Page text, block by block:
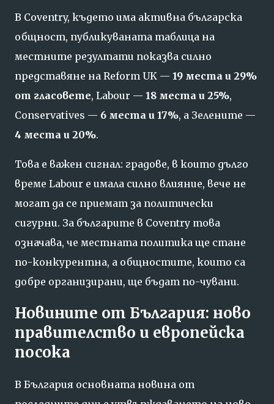
В Coventry, където има активна българска
общност, публикуваната таблица на
местните резултати показва силно
представяне на Reform UK — 19 места и 29%
от гласовете, Labour — 18 места и 25%,
Conservatives — 6 места и 17%, а Зелените —
4 места и 20%.
Това е важен сигнал: градове, в които дълго
време Labour е имала силно влияние, вече не
могат да се приемат за политически
сигурни. За българите в Coventry това
означава, че местната политика ще стане
по-конкурентна, а общностите, които са
добре организирани, ще бъдат по-чувани.
Новините от България: ново
правителство и европейска
посока
В България основната новина от